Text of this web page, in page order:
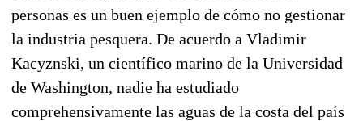
personas es un buen ejemplo de cómo no gestionar
la industria pesquera. De acuerdo a Vladimir
Kacyznski, un científico marino de la Universidad
de Washington, nadie ha estudiado
comprehensivamente las aguas de la costa del país